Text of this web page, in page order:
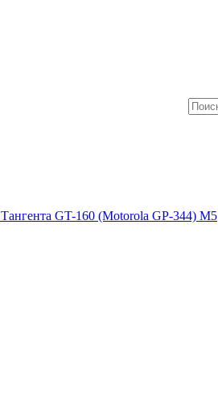
Тангента GT-160 (Motorola GP-344) M5